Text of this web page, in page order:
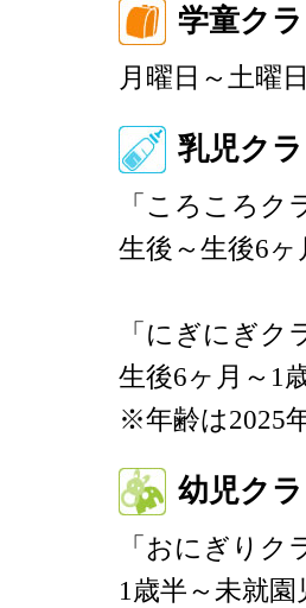
学童ク
月曜日～土曜
乳児ク
「ころころク
生後～生後6
「にぎにぎク
生後6ヶ月～1
※年齢は2025
幼児ク
「おにぎりク
1歳半～未就